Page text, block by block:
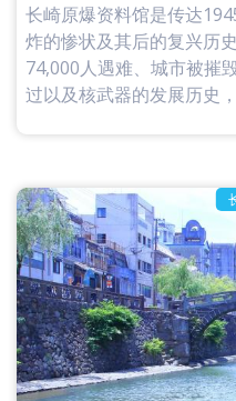
长崎原爆资料馆是传达
炸的惨状及其后的复兴历
74,000人遇难、城市被摧
过以及核武器的发展历史